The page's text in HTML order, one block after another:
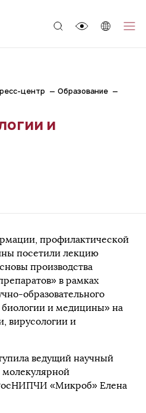
центр
Образование
и
профилактической
посетили лекцию
производства
в рамках
образовательного
и медицины» на
вирусологии и
ведущий научный
молекулярной
«Микроб» Елена